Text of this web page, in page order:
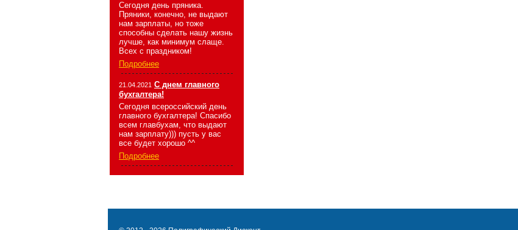
Сегодня день пряника.
Пряники, конечно, не выдают
нам зарплаты, но тоже
способны сделать нашу жизнь
лучше, как минимум слаще.
Всех с праздником!
Подробнее
21.04.2021 С днем главного
бухгалтера!
Сегодня всероссийский день
главного бухгалтера! Спасибо
всем главбухам, что выдают
нам зарплату))) пусть у вас
все будет хорошо ^^
Подробнее